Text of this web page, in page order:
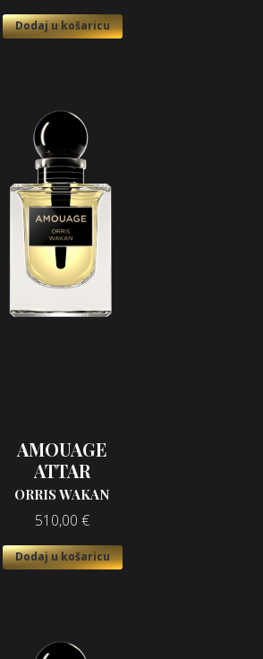
Dodaj u košaricu
AMOUAGE
ATTAR
ORRIS WAKAN
510,00 €
Dodaj u košaricu